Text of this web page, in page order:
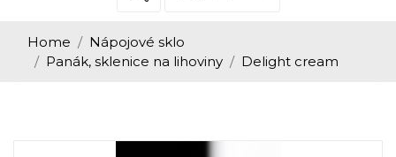
Home
Nápojové sklo
Panák, sklenice na lihoviny
Delight cream